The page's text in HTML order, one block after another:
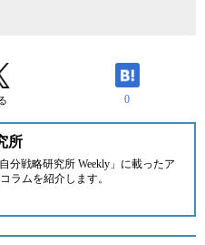
0
所
分戦略研究所 Weekly」に載ったア
ラムを紹介します。